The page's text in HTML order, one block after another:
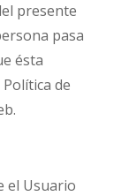
presente
pasa
ésta
de
el Usuario